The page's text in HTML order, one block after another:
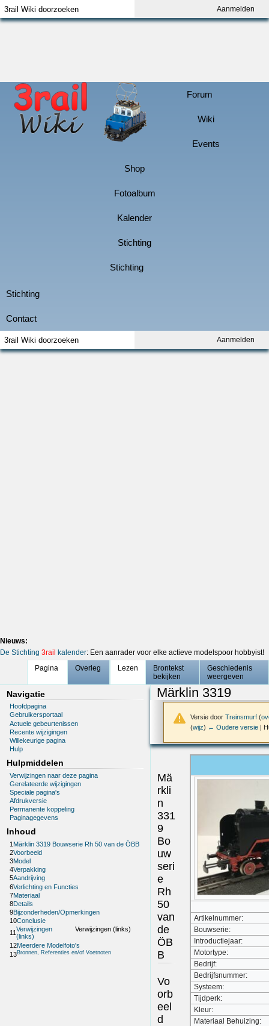
Aanmelden
Aanmelden
Nieuws:
De Stichting 3rail kalender: Een aanrader voor elke actieve modelspoor hobbyist!
Pagina
Overleg Lezen
Brontekst
bekijken
Geschiedenis
weergeven
Navigatie
Hoofdpagina
Gebruikersportaal
Actuele gebeurtenissen
Recente wijzigingen
Willekeurige pagina
Hulp
Hulpmiddelen
Verwijzingen naar deze pagina
Gerelateerde wijzigingen
Speciale pagina's
Afdrukversie
Permanente koppeling
Paginagegevens
Inhoud
1 Märklin 3319 Bouwserie Rh 50 van de ÖBB
2Voorbeeld
3Model
4Verpakking
5Aandrijving
6Verlichting en Functies
7Materiaal
8Details
9Bijzonderheden/Opmerkingen
10Conclusie
11Verwijzingen
(links)
Verwijzingen (links)
12Meerdere Modelfoto's
13Bronnen, Referenties en/of Voetnoten
Märklin 3319
Versie door Treinsmurf (
(wijz) ← Oudere versie|
Artikelnummer:
Bouwserie:
Introductiejaar:
Motortype:
Bedrijf:
Bedrijfsnummer:
Systeem:
Tijdperk:
Kleur:
Materiaal Behuizing:
Mä
rkli
n
331
9
Bo
uw
seri
e
Rh
50
van
de
ÖB
B
Vo
orb
eel
d